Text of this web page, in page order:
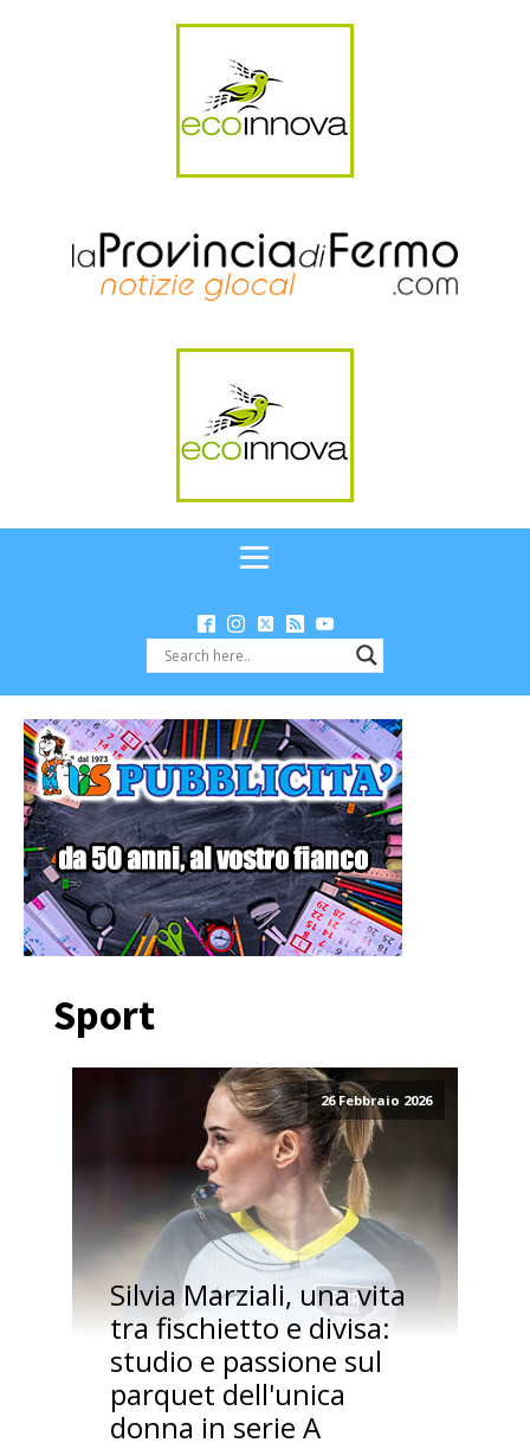
Sport
26 Febbraio 2026
Silvia Marziali, una vita
tra fischietto e divisa:
studio e passione sul
parquet dell'unica
donna in serie A